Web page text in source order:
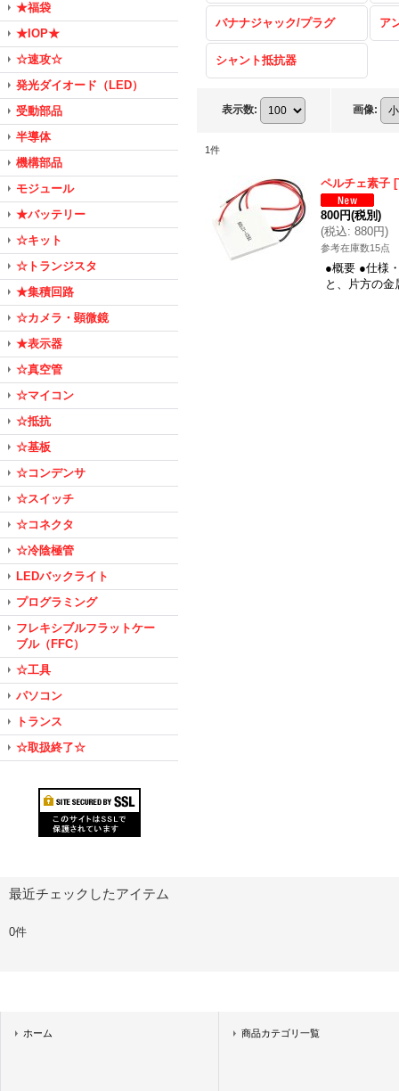
★福袋
★IOP★
☆速攻☆
発光ダイオード（LED）
受動部品
半導体
機構部品
モジュール
★バッテリー
☆キット
☆トランジスタ
★集積回路
☆カメラ・顕微鏡
★表示器
☆真空管
☆マイコン
☆抵抗
☆基板
☆コンデンサ
☆スイッチ
☆コネクタ
☆冷陰極管
LEDバックライト
プログラミング
フレキシブルフラットケー
ブル（FFC）
☆工具
パソコン
トランス
☆取扱終了☆
バナナジャック/プラグ ア
シャント抵抗器
表示数: 画像:
1件
ペルチェ素子 [
800円(税別)
(税込: 880円)
参考在庫数15点
●概要 ●仕様
と、片方の
最近チェックしたアイテム
0件
ホーム 商品カテゴリ一覧